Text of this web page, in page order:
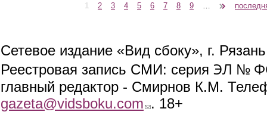
1 2 3 4 5 6 7 8 9
Сетевое издание «Вид сбоку», г.
Реестровая запись СМИ: серия ЭЛ №
главный редактор - Смирнов К.М.
gazeta@vidsboku.com (link sends e-mail)
. 18+